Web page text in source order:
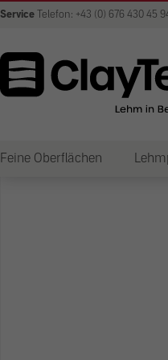
Service Telefon: +43 (0) 676 430 45
Feine Oberflächen